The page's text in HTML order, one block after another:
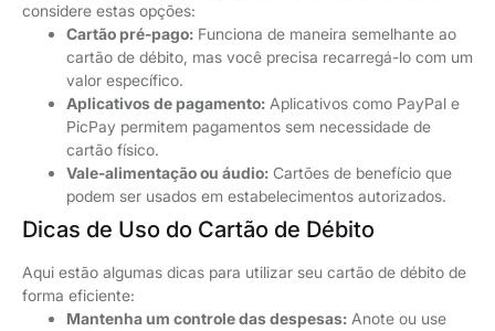
considere estas opções:
Cartão pré-pago: Funciona de maneira semelhante ao
cartão de débito, mas você precisa recarregá-lo com um
valor específico.
Aplicativos de pagamento: Aplicativos como PayPal e
PicPay permitem pagamentos sem necessidade de
cartão físico.
Vale-alimentação ou áudio: Cartões de benefício que
podem ser usados em estabelecimentos autorizados.
Dicas de Uso do Cartão de Débito
Aqui estão algumas dicas para utilizar seu cartão de débito de
forma eficiente:
Mantenha um controle das despesas: Anote ou use